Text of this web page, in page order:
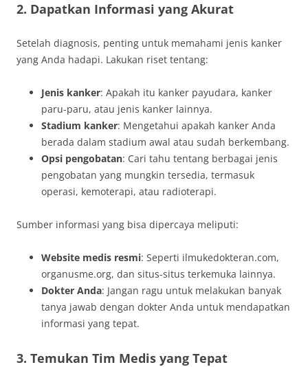
2. Dapatkan Informasi yang Akurat
Setelah diagnosis, penting untuk memahami jenis kanker
yang Anda hadapi. Lakukan riset tentang:
Jenis kanker: Apakah itu kanker payudara, kanker
paru-paru, atau jenis kanker lainnya.
Stadium kanker: Mengetahui apakah kanker Anda
berada dalam stadium awal atau sudah berkembang.
Opsi pengobatan: Cari tahu tentang berbagai jenis
pengobatan yang mungkin tersedia, termasuk
operasi, kemoterapi, atau radioterapi.
Sumber informasi yang bisa dipercaya meliputi:
Website medis resmi: Seperti ilmukedokteran.com,
organusme.org, dan situs-situs terkemuka lainnya.
Dokter Anda: Jangan ragu untuk melakukan banyak
tanya jawab dengan dokter Anda untuk mendapatkan
informasi yang tepat.
3. Temukan Tim Medis yang Tepat